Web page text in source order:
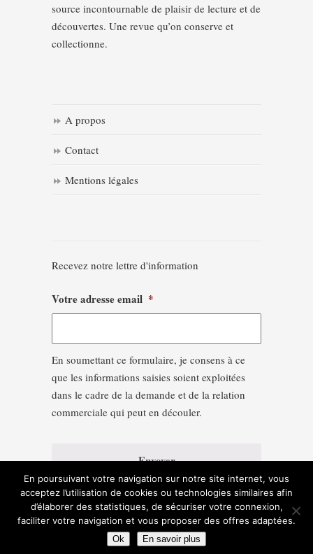
source incontournable de plaisir de lecture et de
découvertes. Une revue qu’on conserve et
collectionne.
A propos
Contact
Mentions légales
Recevez notre lettre d'information
Votre adresse email *
En soumettant ce formulaire, je consens à ce
que les informations saisies soient exploitées
dans le cadre de la demande et de la relation
commerciale qui peut en découler.
En poursuivant votre navigation sur notre site internet, vous
acceptez l’utilisation de cookies ou technologies similaires afin
d’élaborer des statistiques, de sécuriser votre connexion,
faciliter votre navigation et vous proposer des offres adaptées.
Ok En savoir plus